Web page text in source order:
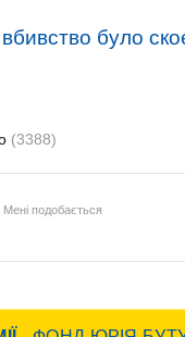
вбивство було
(3388)
Мені подобається